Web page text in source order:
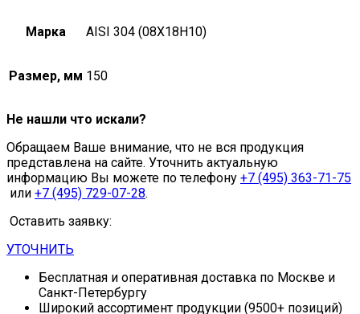
Марка AISI 304 (08Х18Н10)
Размер, мм 150
Не нашли что искали?
Обращаем Ваше внимание, что не вся продукция
представлена на сайте. Уточнить актуальную
информацию Вы можете по телефону +7 (495) 363-71-75
или +7 (495) 729-07-28.
Оставить заявку:
УТОЧНИТЬ
Бесплатная и оперативная доставка по Москве и
Санкт-Петербургу
Широкий ассортимент продукции (9500+ позиций)